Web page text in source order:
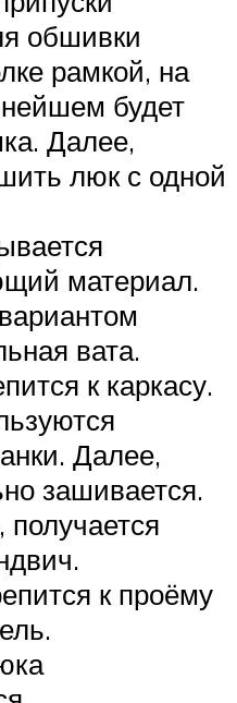
обшивки
рамкой, на
будет
Далее,
люк с одной
материал.
вата.
к каркасу.
Далее,
зашивается.
к проёму